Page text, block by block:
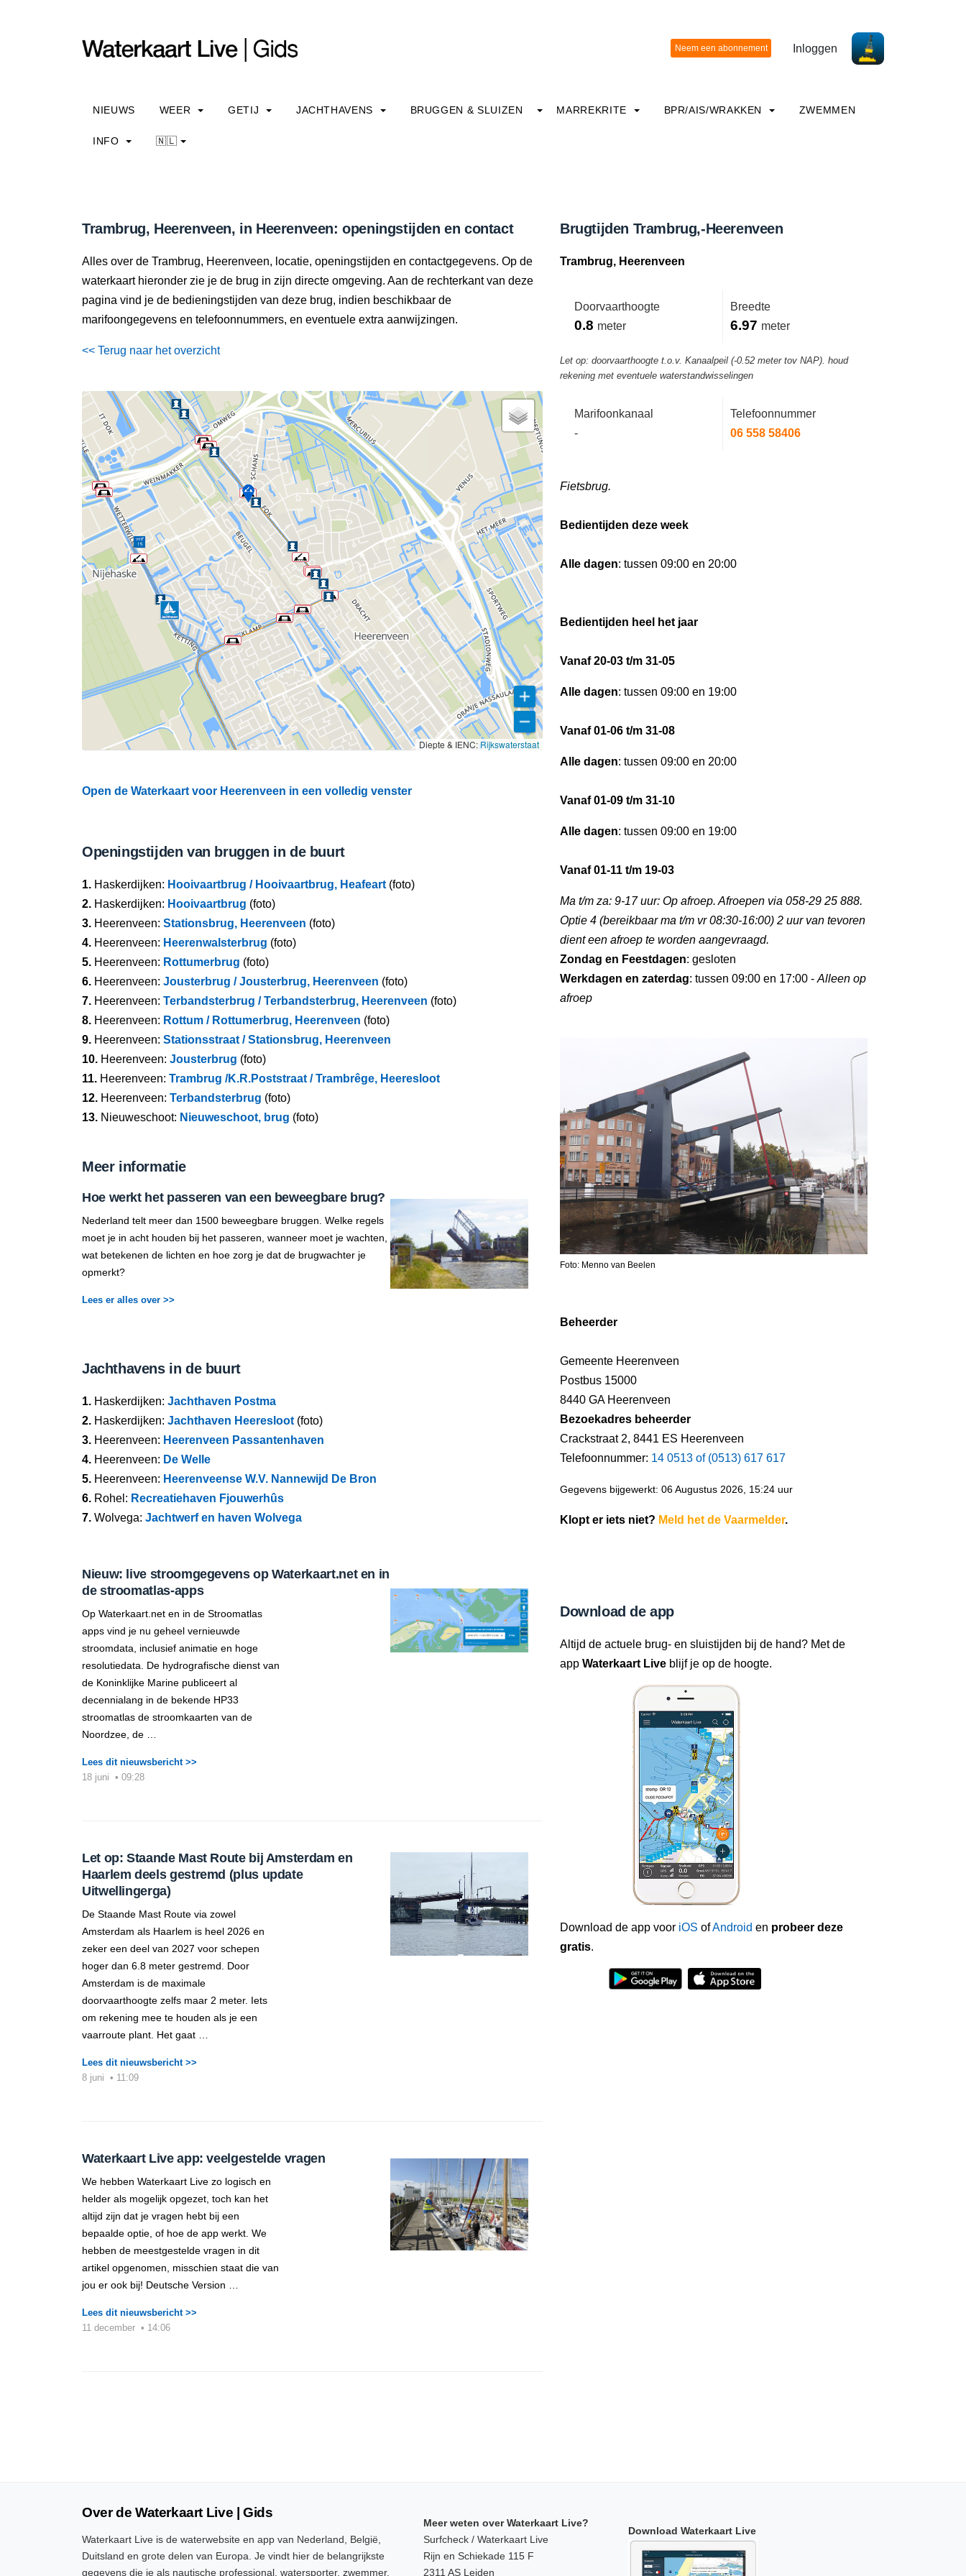
Inloggen
NIEUWS WEER GETIJ JACHTHAVENS BRUGGEN & SLUIZEN MARREKRITE BPR/AIS/WRAKKEN ZWEMMEN
INFO 🇳🇱
Trambrug, Heerenveen, in Heerenveen: openingstijden en contact
Alles over de Trambrug, Heerenveen, locatie, openingstijden en contactgegevens. Op de
waterkaart hieronder zie je de brug in zijn directe omgeving. Aan de rechterkant van deze
pagina vind je de bedieningstijden van deze brug, indien beschikbaar de
marifoongegevens en telefoonnummers, en eventuele extra aanwijzingen.
<< Terug naar het overzicht
Diepte & IENC: Rijkswaterstaat
Open de Waterkaart voor Heerenveen in een volledig venster
Openingstijden van bruggen in de buurt
1. Haskerdijken: Hooivaartbrug / Hooivaartbrug, Heafeart (foto)
2. Haskerdijken: Hooivaartbrug (foto)
3. Heerenveen: Stationsbrug, Heerenveen (foto)
4. Heerenveen: Heerenwalsterbrug (foto)
5. Heerenveen: Rottumerbrug (foto)
6. Heerenveen: Jousterbrug / Jousterbrug, Heerenveen (foto)
7. Heerenveen: Terbandsterbrug / Terbandsterbrug, Heerenveen (foto)
8. Heerenveen: Rottum / Rottumerbrug, Heerenveen (foto)
9. Heerenveen: Stationsstraat / Stationsbrug, Heerenveen
10. Heerenveen: Jousterbrug (foto)
11. Heerenveen: Trambrug /K.R.Poststraat / Trambrêge, Heeresloot
12. Heerenveen: Terbandsterbrug (foto)
13. Nieuweschoot: Nieuweschoot, brug (foto)
Meer informatie
Hoe werkt het passeren van een beweegbare brug?
Nederland telt meer dan 1500 beweegbare bruggen. Welke regels
moet je in acht houden bij het passeren, wanneer moet je wachten,
wat betekenen de lichten en hoe zorg je dat de brugwachter je
opmerkt?
Lees er alles over >>
Jachthavens in de buurt
1. Haskerdijken: Jachthaven Postma
2. Haskerdijken: Jachthaven Heeresloot (foto)
3. Heerenveen: Heerenveen Passantenhaven
4. Heerenveen: De Welle
5. Heerenveen: Heerenveense W.V. Nannewijd De Bron
6. Rohel: Recreatiehaven Fjouwerhûs
7. Wolvega: Jachtwerf en haven Wolvega
Nieuw: live stroomgegevens op Waterkaart.net en in
de stroomatlas-apps
Op Waterkaart.net en in de Stroomatlas
apps vind je nu geheel vernieuwde
stroomdata, inclusief animatie en hoge
resolutiedata. De hydrografische dienst van
de Koninklijke Marine publiceert al
decennialang in de bekende HP33
stroomatlas de stroomkaarten van de
Noordzee, de …
Lees dit nieuwsbericht >>
18 juni • 09:28
Let op: Staande Mast Route bij Amsterdam en
Haarlem deels gestremd (plus update
Uitwellingerga)
De Staande Mast Route via zowel
Amsterdam als Haarlem is heel 2026 en
zeker een deel van 2027 voor schepen
hoger dan 6.8 meter gestremd. Door
Amsterdam is de maximale
doorvaarthoogte zelfs maar 2 meter. Iets
om rekening mee te houden als je een
vaarroute plant. Het gaat …
Lees dit nieuwsbericht >>
8 juni • 11:09
Waterkaart Live app: veelgestelde vragen
We hebben Waterkaart Live zo logisch en
helder als mogelijk opgezet, toch kan het
altijd zijn dat je vragen hebt bij een
bepaalde optie, of hoe de app werkt. We
hebben de meestgestelde vragen in dit
artikel opgenomen, misschien staat die van
jou er ook bij! Deutsche Version …
Lees dit nieuwsbericht >>
11 december • 14:06
Brugtijden Trambrug,-Heerenveen
Trambrug, Heerenveen
Doorvaarthoogte
0.8 meter
Breedte
6.97 meter
Let op: doorvaarthoogte t.o.v. Kanaalpeil (-0.52 meter tov NAP). houd
rekening met eventuele waterstandwisselingen
Marifoonkanaal
-
Telefoonnummer
06 558 58406
Fietsbrug.
Bedientijden deze week
Alle dagen: tussen 09:00 en 20:00
Bedientijden heel het jaar
Vanaf 20-03 t/m 31-05
Alle dagen: tussen 09:00 en 19:00
Vanaf 01-06 t/m 31-08
Alle dagen: tussen 09:00 en 20:00
Vanaf 01-09 t/m 31-10
Alle dagen: tussen 09:00 en 19:00
Vanaf 01-11 t/m 19-03
Ma t/m za: 9-17 uur: Op afroep. Afroepen via 058-29 25 888.
Optie 4 (bereikbaar ma t/m vr 08:30-16:00) 2 uur van tevoren
dient een afroep te worden aangevraagd.
Zondag en Feestdagen: gesloten
Werkdagen en zaterdag: tussen 09:00 en 17:00 - Alleen op
afroep
Foto: Menno van Beelen
Beheerder
Gemeente Heerenveen
Postbus 15000
8440 GA Heerenveen
Bezoekadres beheerder
Crackstraat 2, 8441 ES Heerenveen
Telefoonnummer: 14 0513 of (0513) 617 617
Gegevens bijgewerkt: 06 Augustus 2026, 15:24 uur
Klopt er iets niet? Meld het de Vaarmelder.
Download de app
Altijd de actuele brug- en sluistijden bij de hand? Met de
app Waterkaart Live blijf je op de hoogte.
Download de app voor iOS ofAndroid en probeer deze
gratis.
Over de Waterkaart Live | Gids
Waterkaart Live is de waterwebsite en app van Nederland, België,
Duitsland en grote delen van Europa. Je vindt hier de belangrijkste
gegevens die je als nautische professional, watersporter, zwemmer,
Meer weten over Waterkaart Live?
Surfcheck / Waterkaart Live
Rijn en Schiekade 115 F
2311 AS Leiden
Download Waterkaart Live